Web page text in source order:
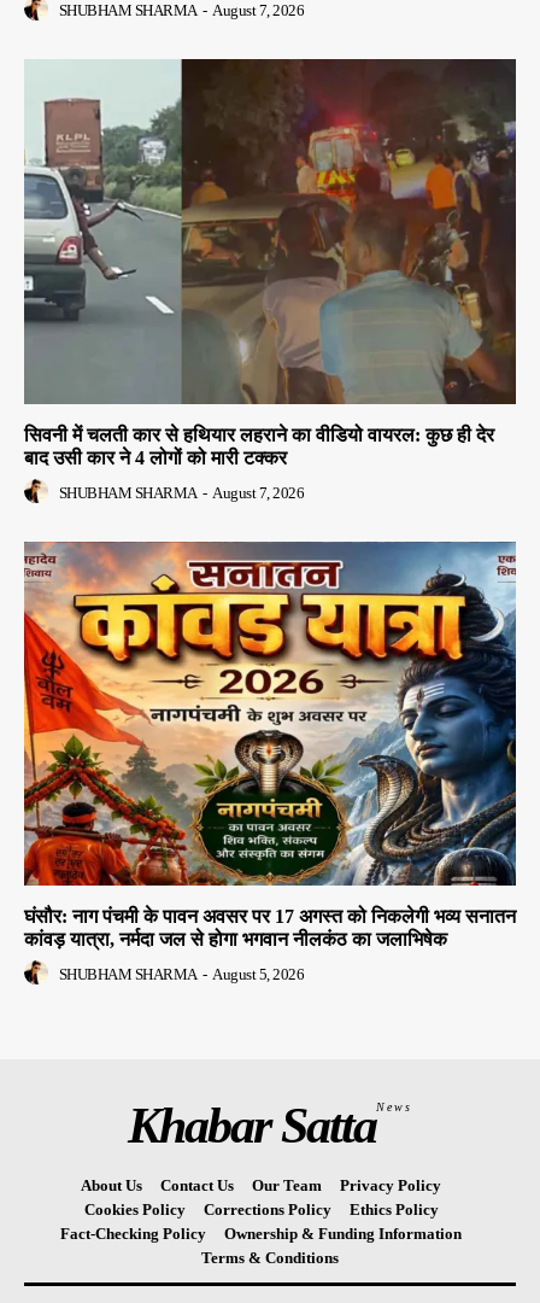
SHUBHAM SHARMA - August 7, 2026
सिवनी में चलती कार से हथियार लहराने का वीडियो वायरल: कुछ ही देर
बाद उसी कार ने 4 लोगों को मारी टक्कर
SHUBHAM SHARMA - August 7, 2026
घंसौर: नाग पंचमी के पावन अवसर पर 17 अगस्त को निकलेगी भव्य सनातन
कांवड़ यात्रा, नर्मदा जल से होगा भगवान नीलकंठ का जलाभिषेक
SHUBHAM SHARMA - August 5, 2026
Khabar SattaNews
About Us Contact Us Our Team
Privacy Policy
Cookies Policy
Corrections Policy
Ethics Policy
Fact-Checking Policy
Ownership & Funding Information
Terms & Conditions